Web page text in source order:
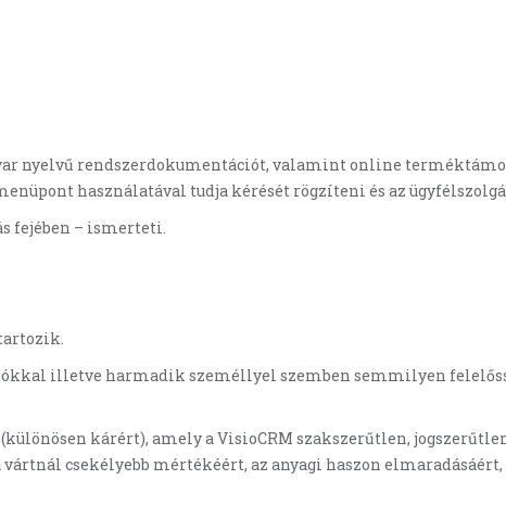
nyelvű rendszerdokumentációt, valamint online
használatával tudja kérését rögzíteni és az
fejében – ismerteti.
illetve harmadik személlyel szemben semmilyen
kárért), amely a VisioCRM szakszerűtlen,
csekélyebb mértékéért, az anyagi haszon